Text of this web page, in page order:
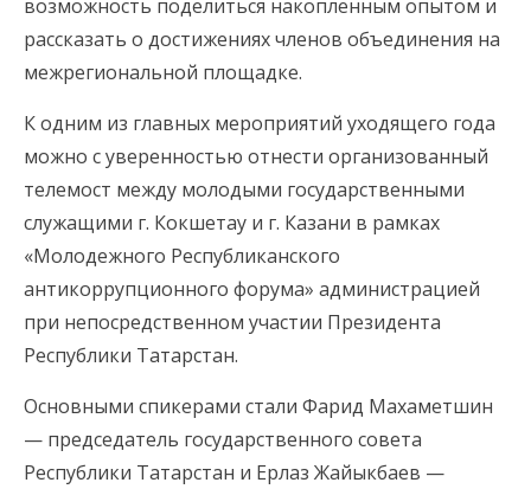
возможность поделиться накопленным опытом и
рассказать о достижениях членов объединения на
межрегиональной площадке.
К одним из главных мероприятий уходящего года
можно с уверенностью отнести организованный
телемост между молодыми государственными
служащими г. Кокшетау и г. Казани в рамках
«Молодежного Республиканского
антикоррупционного форума» администрацией
при непосредственном участии Президента
Республики Татарстан.
Основными спикерами стали Фарид Махаметшин
— председатель государственного совета
Республики Татарстан и Ерлаз Жайыкбаев —